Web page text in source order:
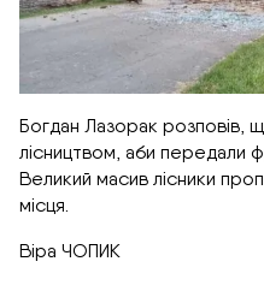
Богдан Лазорак розповів,
лісництвом, аби передали
Великий масив лісники
місця.
Віра ЧОПИК